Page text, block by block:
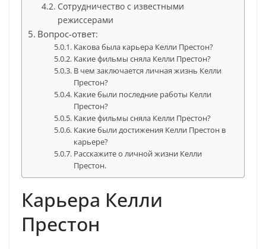
Сотрудничество с известными
режиссерами
Вопрос-ответ:
Какова была карьера Келли Престон?
Какие фильмы сняла Келли Престон?
В чем заключается личная жизнь Келли
Престон?
Какие были последние работы Келли
Престон?
Какие фильмы сняла Келли Престон?
Какие были достижения Келли Престон в
карьере?
Расскажите о личной жизни Келли
Престон.
Карьера Келли
Престон